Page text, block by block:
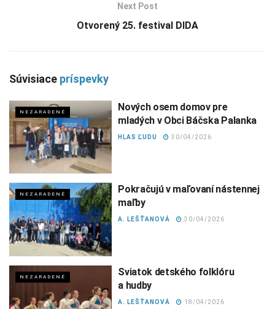
Next Post
Otvorený 25. festival DIDA
Súvisiace príspevky
NEZARADENÉ
Nových osem domov pre
mladých v Obci Báčska Palanka
HLAS ĽUDU 30/04/2026
NEZARADENÉ
Pokračujú v maľovaní nástennej
maľby
A. LEŠŤANOVÁ 30/04/2026
NEZARADENÉ
Sviatok detského folklóru
a hudby
A. LEŠŤANOVÁ 18/04/2026